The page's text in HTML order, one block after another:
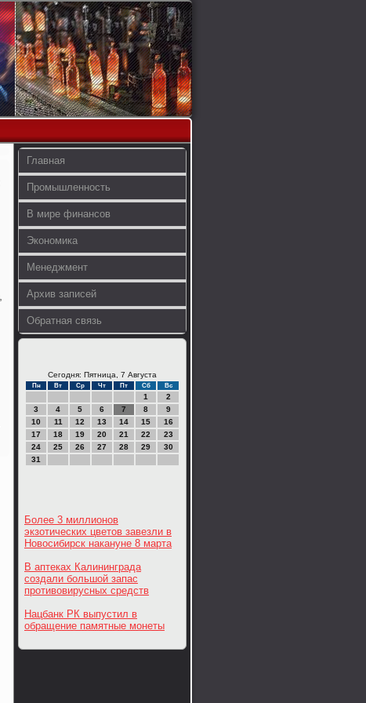
Главная
Промышленность
В мире финансов
Экономика
Менеджмент
Архив записей
Обратная связь
Сегодня: Пятница, 7 Августа
Пн Вт Ср Чт Пт Сб Вс
1
2
3
4 5 6 7 8
9
10
11 12 13 14 15
16
17
18 19 20 21 22
23
24
25 26 27 28 29
30
31
Более 3 миллионов
экзотических цветов завезли в
Новосибирск накануне 8 марта
В аптеках Калининграда
создали большой запас
противовирусных средств
Нацбанк РК выпустил в
обращение памятные монеты